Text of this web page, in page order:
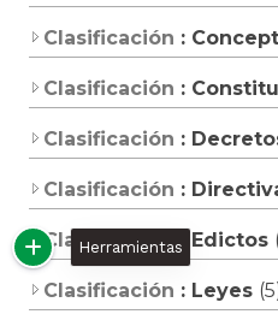
Clasificación :
Clasificación :
Clasificación :
Clasificación :
Clasificación: Edictos
Clasificación : Leyes
Herramientas